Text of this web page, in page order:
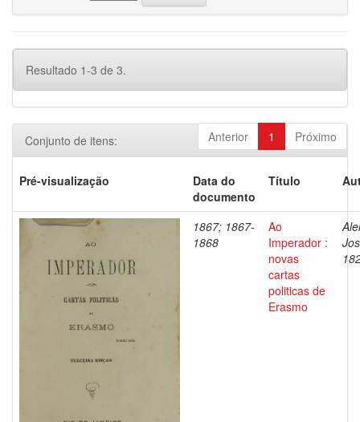
Resultado 1-3 de 3.
Anterior 1 Próximo
Conjunto de itens:
Pré-visualização
Data do
documento
Título
1867; 1867-
1868
Ao
Imperador :
novas
cartas
politicas de
Erasmo